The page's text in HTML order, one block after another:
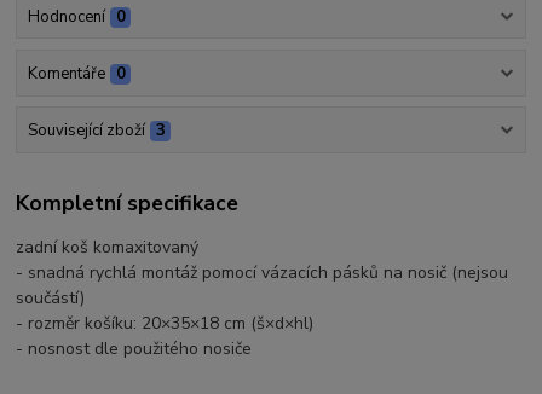
Hodnocení 0
Komentáře 0
Související zboží 3
Kompletní specifikace
zadní koš komaxitovaný
- snadná rychlá montáž pomocí vázacích pásků na nosič (nejsou
součástí)
- rozměr košíku: 20×35×18 cm (š×d×hl)
- nosnost dle použitého nosiče